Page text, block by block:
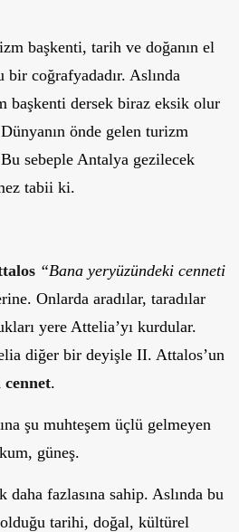
başkenti, tarih ve doğanın el
coğrafyadadır. Aslında
başkenti dersek biraz eksik olur
önde gelen turizm
sebeple Antalya gezilecek
tabii ki.
“Bana yeryüzündeki cenneti
Onlarda aradılar, taradılar
yere Attelia’yı kurdular.
diğer bir deyişle II. Attalos’un
.
şu muhteşem üçlü gelmeyen
güneş.
daha fazlasına sahip. Aslında bu
tarihi, doğal, kültürel